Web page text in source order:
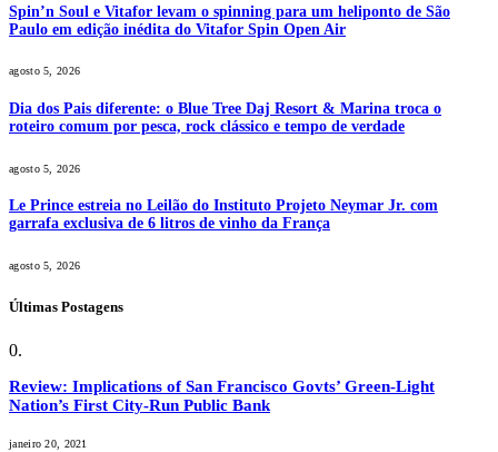
Spin’n Soul e Vitafor levam o spinning para um heliponto de São
Paulo em edição inédita do Vitafor Spin Open Air
agosto 5, 2026
Dia dos Pais diferente: o Blue Tree Daj Resort & Marina troca o
roteiro comum por pesca, rock clássico e tempo de verdade
agosto 5, 2026
Le Prince estreia no Leilão do Instituto Projeto Neymar Jr. com
garrafa exclusiva de 6 litros de vinho da França
agosto 5, 2026
Últimas Postagens
Review: Implications of San Francisco Govts’ Green-Light
Nation’s First City-Run Public Bank
janeiro 20, 2021